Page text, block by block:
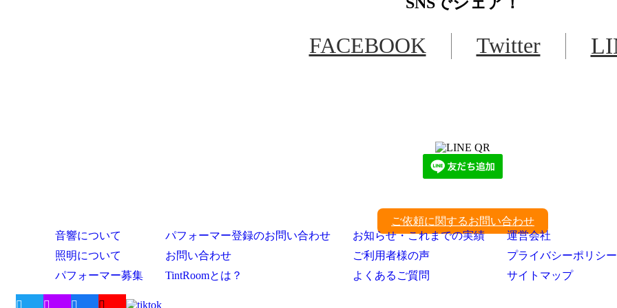
FACEBOOK Twitter
ご依頼に関するお問い合わせ
音響について
照明について
パフォーマー募集
パフォーマー登録のお問い合わせ
お問い合わせ
TintRoomとは？
お知らせ・これまでの実績
ご利用者様の声
よくあるご質問
運営会社
プライバシーポリシー
サイトマップ